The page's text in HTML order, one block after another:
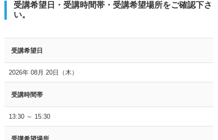
受講希望日・受講時間帯・受講希望場所をご確認下さ
い。
受講希望日
2026年 08月 20日（木）
受講時間帯
13:30 ～ 15:30